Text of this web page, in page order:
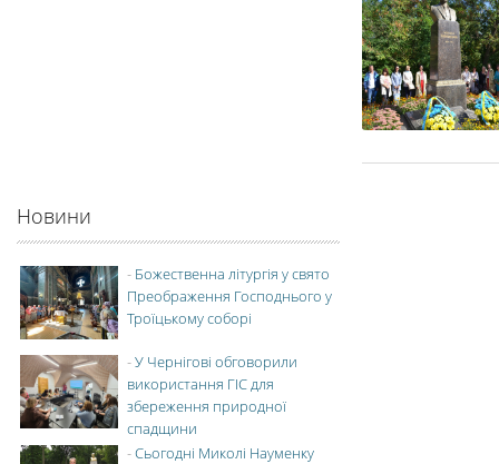
Новини
- Божественна літургія у свято
Преображення Господнього у
Троїцькому соборі
-У Чернігові обговорили
використання ГІС для
збереження природної
спадщини
-Сьогодні Миколі Науменку